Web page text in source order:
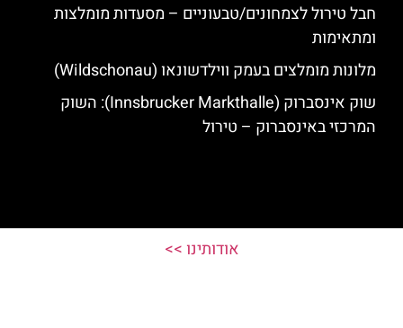
חבל טירול לצמחונים/טבעוניים – מסעדות מומלצות
ומתאימות
מלונות מומלצים בעמק ווילדשונאו (Wildschonau)
שוק אינסברוק (Innsbrucker Markthalle): השוק
המרכזי באינסברוק – טירול
אודותינו >>